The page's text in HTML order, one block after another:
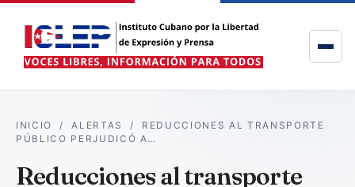
INICIO /ALERTAS / REDUCCIONES AL TRANSPORTE
PÚBLICO PERJUDICÓ A…
Reducciones al transporte